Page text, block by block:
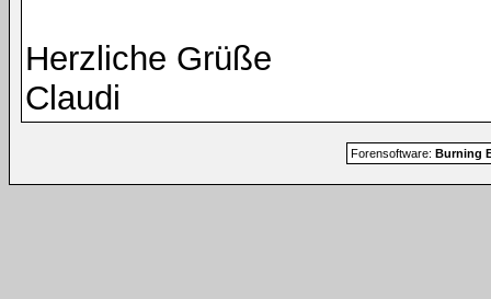
Herzliche Grüße
Claudi
Forensoftware: Burning